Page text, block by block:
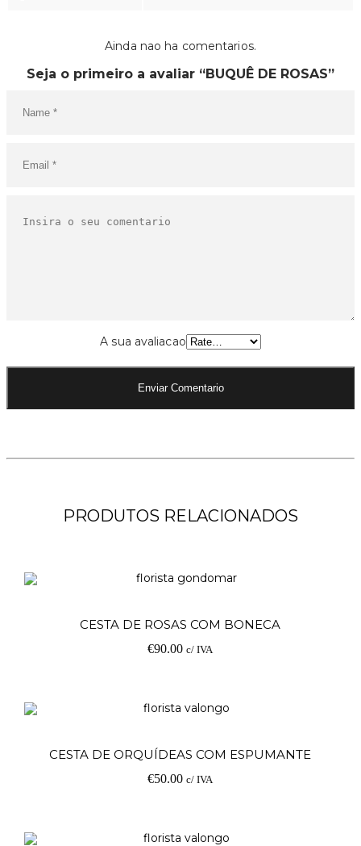
Ainda nao ha comentarios.
Seja o primeiro a avaliar “BUQUÊ DE ROSAS”
A sua avaliacao
PRODUTOS RELACIONADOS
CESTA DE ROSAS COM BONECA
€90.00 c/ IVA
CESTA DE ORQUÍDEAS COM ESPUMANTE
€50.00 c/ IVA